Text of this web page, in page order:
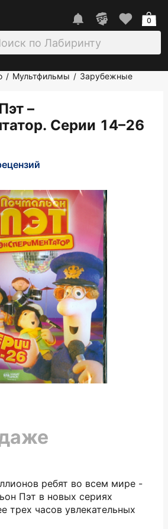
0
/ Мультфильмы / Зарубежные
–
Серии 14–26
ребят во всем мире -
Пэт в новых сериях
трех часов увлекательных